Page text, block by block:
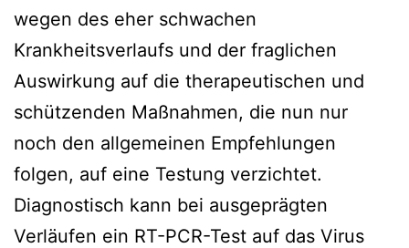
wegen des eher schwachen
Krankheitsverlaufs und der fraglichen
Auswirkung auf die therapeutischen und
schützenden Maßnahmen, die nun nur
noch den allgemeinen Empfehlungen
folgen, auf eine Testung verzichtet.
Diagnostisch kann bei ausgeprägten
Verläufen ein RT-PCR-Test auf das Virus